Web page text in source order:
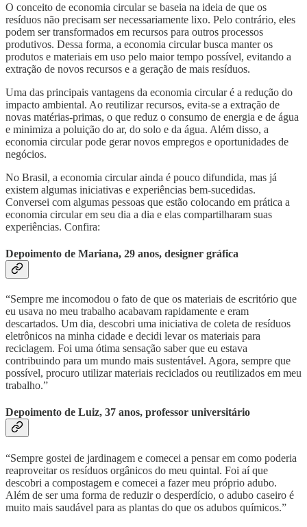
O conceito de economia circular se baseia na ideia de que os
resíduos não precisam ser necessariamente lixo. Pelo contrário, eles
podem ser transformados em recursos para outros processos
produtivos. Dessa forma, a economia circular busca manter os
produtos e materiais em uso pelo maior tempo possível, evitando a
extração de novos recursos e a geração de mais resíduos.
Uma das principais vantagens da economia circular é a redução do
impacto ambiental. Ao reutilizar recursos, evita-se a extração de
novas matérias-primas, o que reduz o consumo de energia e de água
e minimiza a poluição do ar, do solo e da água. Além disso, a
economia circular pode gerar novos empregos e oportunidades de
negócios.
No Brasil, a economia circular ainda é pouco difundida, mas já
existem algumas iniciativas e experiências bem-sucedidas.
Conversei com algumas pessoas que estão colocando em prática a
economia circular em seu dia a dia e elas compartilharam suas
experiências. Confira:
Depoimento de Mariana, 29 anos, designer gráfica
“Sempre me incomodou o fato de que os materiais de escritório que
eu usava no meu trabalho acabavam rapidamente e eram
descartados. Um dia, descobri uma iniciativa de coleta de resíduos
eletrônicos na minha cidade e decidi levar os materiais para
reciclagem. Foi uma ótima sensação saber que eu estava
contribuindo para um mundo mais sustentável. Agora, sempre que
possível, procuro utilizar materiais reciclados ou reutilizados em meu
trabalho.”
Depoimento de Luiz, 37 anos, professor universitário
“Sempre gostei de jardinagem e comecei a pensar em como poderia
reaproveitar os resíduos orgânicos do meu quintal. Foi aí que
descobri a compostagem e comecei a fazer meu próprio adubo.
Além de ser uma forma de reduzir o desperdício, o adubo caseiro é
muito mais saudável para as plantas do que os adubos químicos.”